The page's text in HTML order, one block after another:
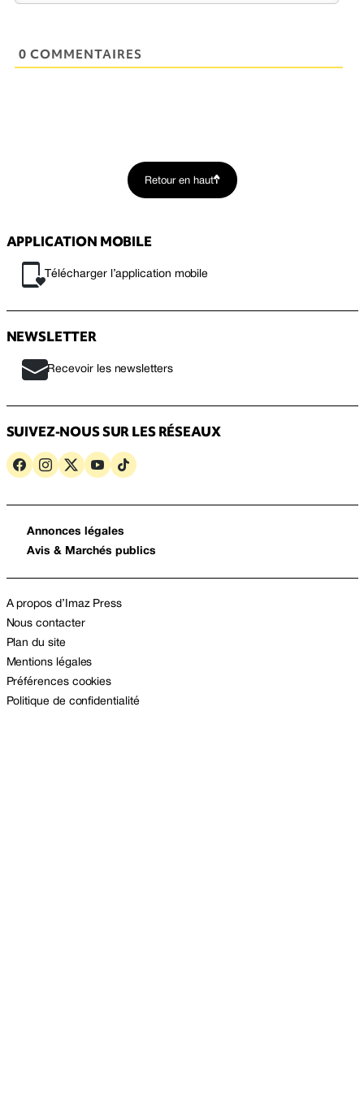
0 COMMENTAIRES
Retour en haut
APPLICATION MOBILE
Télécharger l’application mobile
NEWSLETTER
Recevoir les newsletters
SUIVEZ-NOUS SUR LES RÉSEAUX
Annonces légales
Avis & Marchés publics
A propos d’Imaz Press
Nous contacter
Plan du site
Mentions légales
Préférences cookies
Politique de confidentialité